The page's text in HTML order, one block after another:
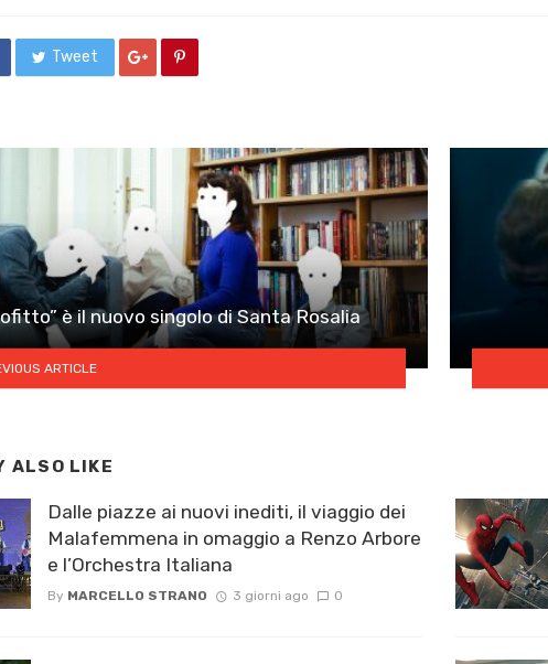
Tweet
è il nuovo singolo di Santa Rosalia
ARTICLE
ALSO LIKE
Dalle piazze ai nuovi inediti, il viaggio dei
Malafemmena in omaggio a Renzo Arbore
e l’Orchestra Italiana ​
By MARCELLO STRANO 3 giorni ago 0